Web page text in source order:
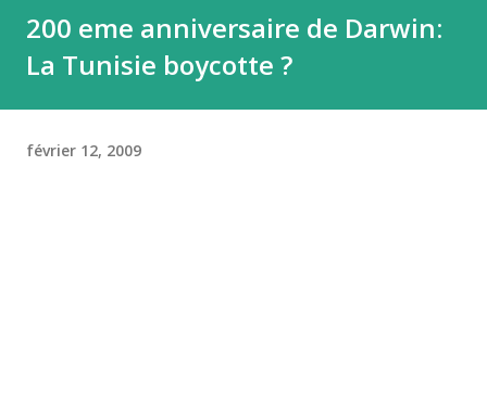
200 eme anniversaire de Darwin:
La Tunisie boycotte ?
février 12, 2009